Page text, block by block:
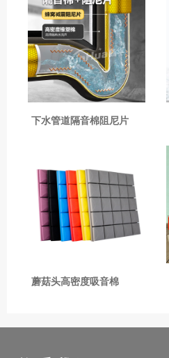
下水管道隔音棉阻尼片
蘑菇头高密度吸音棉